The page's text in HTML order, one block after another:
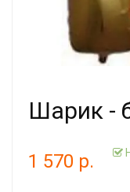
Шарик -
1 570 р.